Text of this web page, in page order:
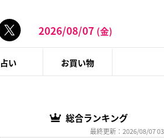
2026/08/07 (金)
占い お買い物
総合ランキング
最終更新：2026/08/07